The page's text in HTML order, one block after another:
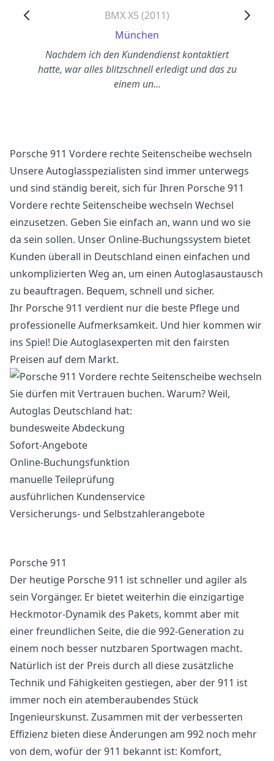
BMX X5 (2011)
München
Nachdem ich den Kundendienst kontaktiert
hatte, war alles blitzschnell erledigt und das zu
einem un…
Porsche 911 Vordere rechte Seitenscheibe wechseln
Unsere Autoglasspezialisten sind immer unterwegs
und sind ständig bereit, sich für Ihren Porsche 911
Vordere rechte Seitenscheibe wechseln Wechsel
einzusetzen. Geben Sie einfach an, wann und wo sie
da sein sollen. Unser Online-Buchungssystem bietet
Kunden überall in Deutschland einen einfachen und
unkomplizierten Weg an, um einen Autoglasaustausch
zu beauftragen. Bequem, schnell und sicher.
Ihr Porsche 911 verdient nur die beste Pflege und
professionelle Aufmerksamkeit. Und hier kommen wir
ins Spiel! Die Autoglasexperten mit den fairsten
Preisen auf dem Markt.
Sie dürfen mit Vertrauen buchen. Warum? Weil,
Autoglas Deutschland hat:
bundesweite Abdeckung
Sofort-Angebote
Online-Buchungsfunktion
manuelle Teileprüfung
ausführlichen Kundenservice
Versicherungs- und Selbstzahlerangebote
Porsche 911
Der heutige Porsche 911 ist schneller und agiler als
sein Vorgänger. Er bietet weiterhin die einzigartige
Heckmotor-Dynamik des Pakets, kommt aber mit
einer freundlichen Seite, die die 992-Generation zu
einem noch besser nutzbaren Sportwagen macht.
Natürlich ist der Preis durch all diese zusätzliche
Technik und Fähigkeiten gestiegen, aber der 911 ist
immer noch ein atemberaubendes Stück
Ingenieurskunst. Zusammen mit der verbesserten
Effizienz bieten diese Änderungen am 992 noch mehr
von dem, wofür der 911 bekannt ist: Komfort,